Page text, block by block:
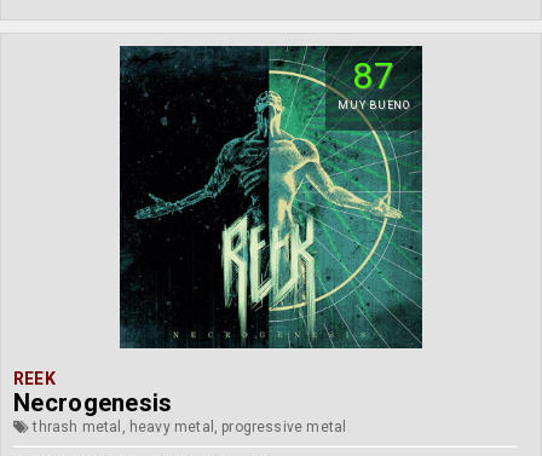
87
MUY BUENO
REEK
Necrogenesis
thrash metal, heavy metal, progressive metal